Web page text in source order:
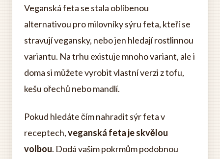
Veganská feta se stala oblíbenou
alternativou pro milovníky sýru feta, kteří se
stravují vegansky, nebo jen hledají rostlinnou
variantu. Na trhu existuje mnoho variant, ale i
doma si můžete vyrobit vlastní verzi z tofu,
kešu ořechů nebo mandlí.
Pokud hledáte čím nahradit sýr feta v
receptech,veganská feta je skvělou
volbou. Dodá vašim pokrmům podobnou